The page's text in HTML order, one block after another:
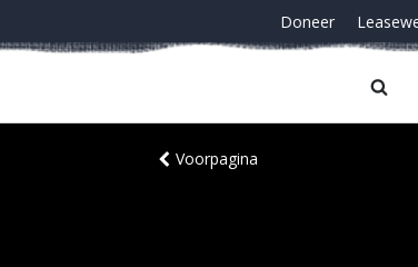
Doneer
Voorpagina